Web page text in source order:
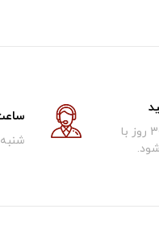
کالای فروخته شده تا 30 روز با
شنبه